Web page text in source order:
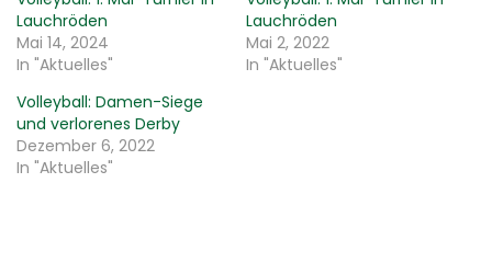
Lauchröden
Mai 14, 2024
In "Aktuelles"
Lauchröden
Mai 2, 2022
In "Aktuelles"
Volleyball: Damen-Siege
und verlorenes Derby
Dezember 6, 2022
In "Aktuelles"